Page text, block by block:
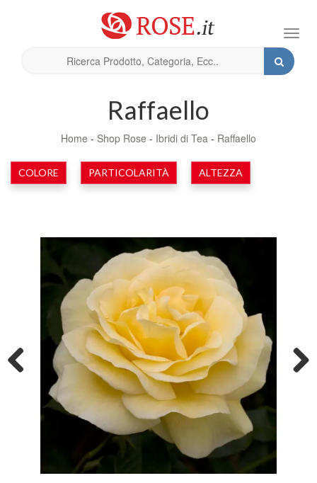
Raffaello
Home - Shop Rose - Ibridi di Tea - Raffaello
COLORE PARTICOLARITÀ ALTEZZA